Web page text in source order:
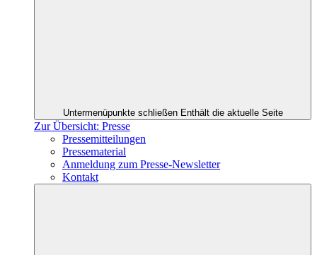
Untermenüpunkte schließen Enthält die aktuelle Seite
Zur Übersicht: Presse
Pressemitteilungen
Pressematerial
Anmeldung zum Presse-Newsletter
Kontakt